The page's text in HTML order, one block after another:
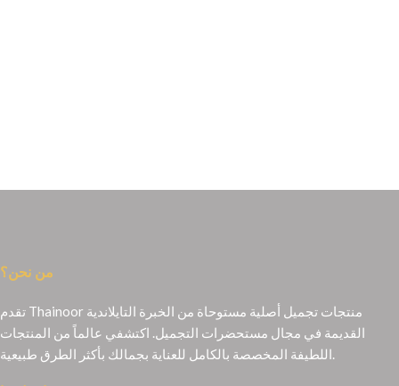
من نحن؟
تقدم Thainoor منتجات تجميل أصلية مستوحاة من الخبرة التايلاندية
القديمة في مجال مستحضرات التجميل. اكتشفي عالماً من المنتجات